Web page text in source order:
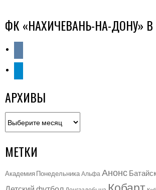
ФК «НАХИЧЕВАНЬ-НА-ДОНУ»
АРХИВЫ
МЕТКИ
Академия Понедельника Альфа Анонс